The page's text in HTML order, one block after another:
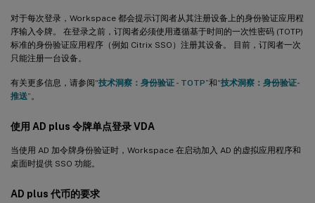
对于每次登录，Workspace 都会提示订阅者从其注册设备上的身份验证应用程
序输入令牌。 在登录之前，订阅者必须使用遵循基于时间的一次性密码 (TOTP)
标准的身份验证应用程序（例如 Citrix SSO）注册其设备。 目前，订阅者一次
只能注册一台设备。
有关更多信息，请参阅“技术洞察：身份验证 - TOTP”和“技术洞察：身份验证-
推送”。
使用 AD plus 令牌单点登录 VDA
当使用 AD 加令牌身份验证时，Workspace 在启动加入 AD 的虚拟应用程序和
桌面时提供 SSO 功能。
AD plus 代币的要求